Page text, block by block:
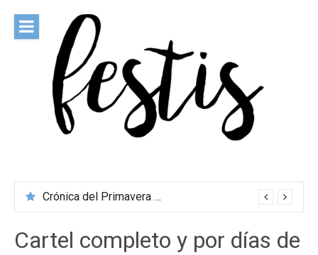
contenido
Crónica del Primavera Sound Porto 2026
Cartel completo y por días de